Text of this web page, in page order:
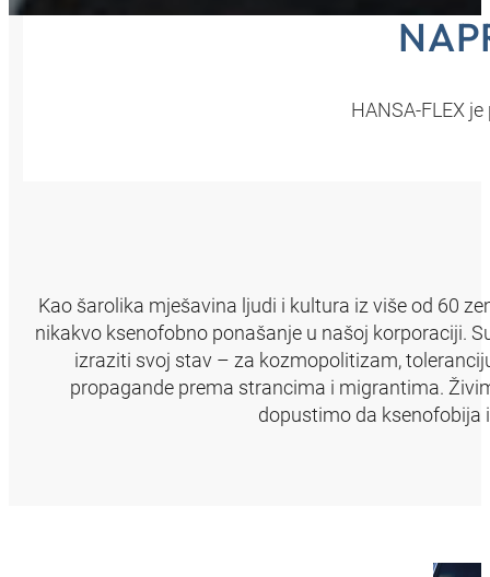
HANSA‑FLEX
Kao šarolika mješavina ljudi i kultura iz više od 60
nikakvo ksenofobno ponašanje u našoj korporaciji.
izraziti svoj stav – za kozmopolitizam,
propagande prema strancima i migrantima.
dopustimo da ksenofobija